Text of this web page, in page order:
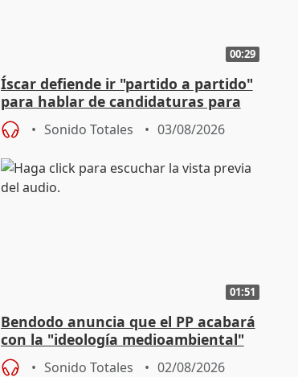
00:29
Íscar defiende ir "partido a partido"
para hablar de candidaturas para
2027
Sonido Totales 03/08/2026
01:51
Bendodo anuncia que el PP acabará
con la "ideología medioambiental"
para regenerar las playas
Sonido Totales 02/08/2026